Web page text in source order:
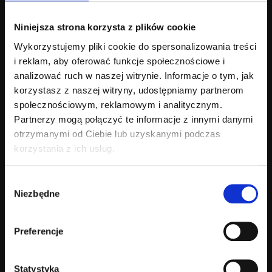
Niniejsza strona korzysta z plików cookie
Wykorzystujemy pliki cookie do spersonalizowania treści
i reklam, aby oferować funkcje społecznościowe i
analizować ruch w naszej witrynie. Informacje o tym, jak
korzystasz z naszej witryny, udostępniamy partnerom
społecznościowym, reklamowym i analitycznym.
Partnerzy mogą połączyć te informacje z innymi danymi
otrzymanymi od Ciebie lub uzyskanymi podczas
korzystania z ich usług.
zgody
Niezbędne
Preferencje
Statystyka
Regularne wizyty
u optometrysty
Systematyczne kontrole u optometrysty pozwalają dbać
o zdrowie oczu przez całe życie. Nawet jeśli nie
umożliwia wczesne wykrycie zmian, które mogą rozwijać